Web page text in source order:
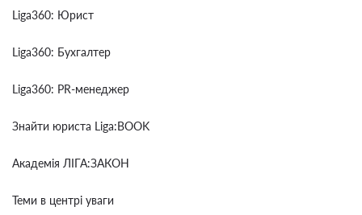
Liga360: Юрист
Liga360: Бухгалтер
Liga360: PR-менеджер
Знайти юриста Liga:BOOK
Академія ЛІГА:ЗАКОН
Теми в центрі уваги